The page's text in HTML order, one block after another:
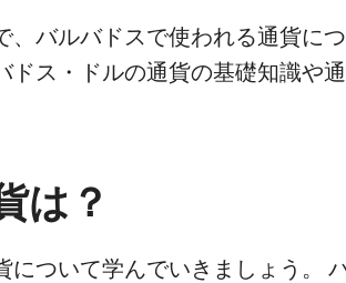
、バルバドスで使われる通貨に
ドス・ドルの通貨の基礎知識や
は？
について学んでいきましょう。